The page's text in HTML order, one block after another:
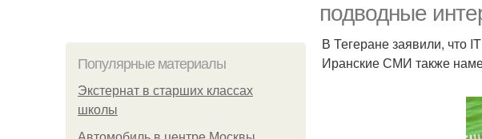
подводные
Популярные материалы
Экстернат в старших классах
школы
В Тегеране заявили, что
Иранские СМИ также